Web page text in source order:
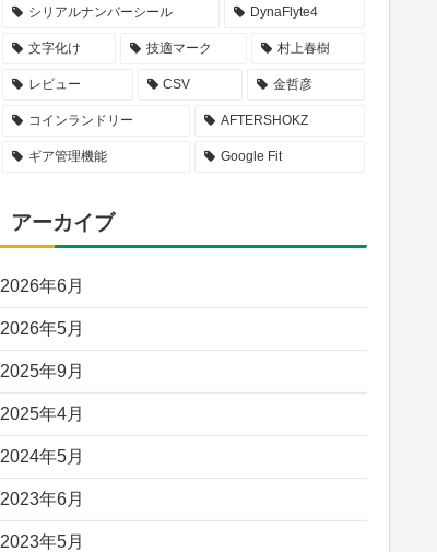
シリアルナンバーシール DynaFlyte4
文字化け 技適マーク 村上春樹
レビュー CSV 金哲彦
コインランドリー AFTERSHOKZ
ギア管理機能 Google Fit
アーカイブ
2026年6月
2026年5月
2025年9月
2025年4月
2024年5月
2023年6月
2023年5月